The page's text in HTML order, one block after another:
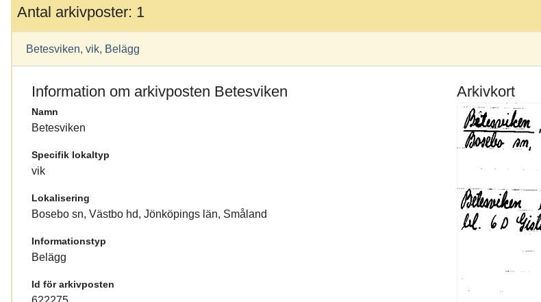
Antal arkivposter: 1
Betesviken, vik, Belägg
Information om arkivposten Betesviken
Namn
Betesviken
Specifik lokaltyp
vik
Lokalisering
Bosebo sn, Västbo hd, Jönköpings län, Småland
Informationstyp
Belägg
Id för arkivposten
Arkivkort